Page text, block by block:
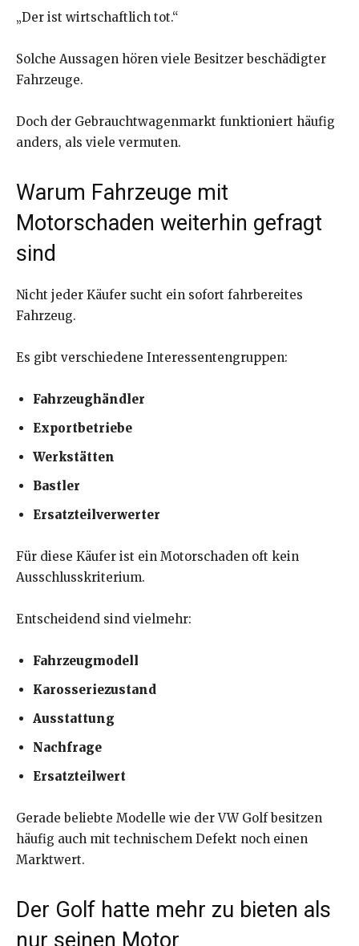
„Der ist wirtschaftlich tot.“
Solche Aussagen hören viele Besitzer beschädigter
Fahrzeuge.
Doch der Gebrauchtwagenmarkt funktioniert häufig
anders, als viele vermuten.
Warum Fahrzeuge mit
Motorschaden weiterhin gefragt
sind
Nicht jeder Käufer sucht ein sofort fahrbereites
Fahrzeug.
Es gibt verschiedene Interessentengruppen:
Fahrzeughändler
Exportbetriebe
Werkstätten
Bastler
Ersatzteilverwerter
Für diese Käufer ist ein Motorschaden oft kein
Ausschlusskriterium.
Entscheidend sind vielmehr:
Fahrzeugmodell
Karosseriezustand
Ausstattung
Nachfrage
Ersatzteilwert
Gerade beliebte Modelle wie der VW Golf besitzen
häufig auch mit technischem Defekt noch einen
Marktwert.
Der Golf hatte mehr zu bieten als
nur seinen Motor